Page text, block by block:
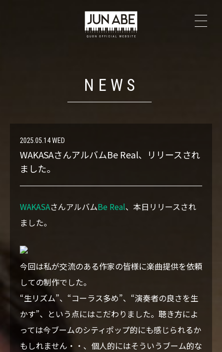
TOP
NEWS
2025.05.14 WED
WAKASAさんアルバムBe Real、リリースされ
ました。
WAKASAさんアルバムBe Real、本日リリースされ
ました。
今回は私が交流のある作家の皆様に楽曲提供を依頼
しての制作でした。
“生リズム”、“コーラス多め”、“演奏者の良さを生
かす”、という点にはこだわりました。聴き方によ
っては今ブームのシティポップ的にも感じられるか
もしれません・・、個人的にはそういうブーム的な